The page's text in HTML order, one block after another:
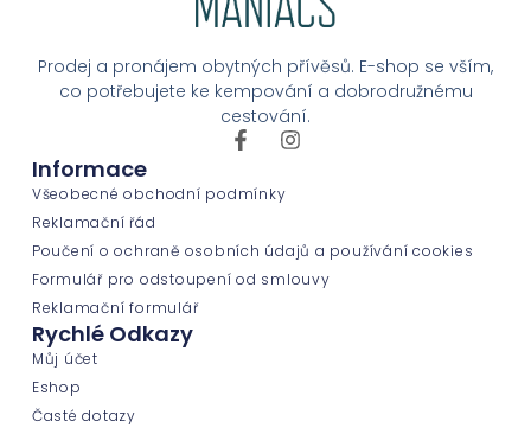
Prodej a pronájem obytných přívěsů. E-shop se vším,
co potřebujete ke kempování a dobrodružnému
cestování.
Informace
Všeobecné obchodní podmínky
Reklamační řád
Poučení o ochraně osobních údajů a používání cookies
Formulář pro odstoupení od smlouvy
Reklamační formulář
Rychlé Odkazy
Můj účet
Eshop
Časté dotazy